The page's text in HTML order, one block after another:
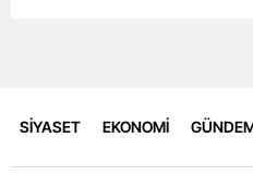
SİYASET EKONOMİ